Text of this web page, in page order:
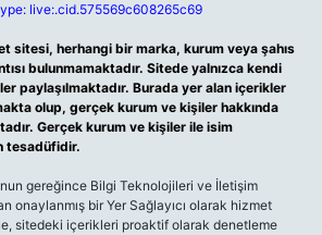
live:.cid.575569c608265c69
sitesi, herhangi bir marka, kurum veya şahıs
bulunmamaktadır. Sitede yalnızca kendi
paylaşılmaktadır. Burada yer alan içerikler
olup, gerçek kurum ve kişiler hakkında
Gerçek kurum ve kişiler ile isim
tesadüfidir.
gereğince Bilgi Teknolojileri ve İletişim
onaylanmış bir Yer Sağlayıcı olarak hizmet
sitedeki içerikleri proaktif olarak denetleme